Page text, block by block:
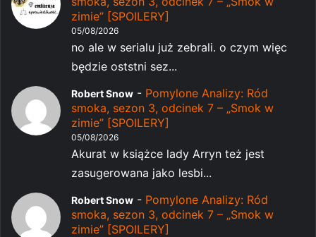
zimie” [SPOILERY]
05/08/2026
no ale w serialu już zebrali. o czym więc
będzie oststni sez...
Robert Snow - Pomylone Analizy: Ród
smoka, sezon 3, odcinek 7 – „Smok w
zimie” [SPOILERY]
05/08/2026
Akurat w książce lady Arryn też jest
zasugerowana jako lesbi...
Robert Snow - Pomylone Analizy: Ród
smoka, sezon 3, odcinek 7 – „Smok w
zimie” [SPOILERY]